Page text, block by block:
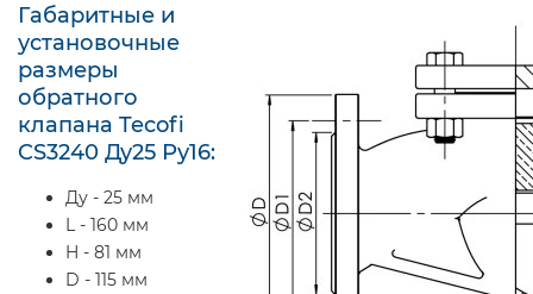
Габаритные и
установочные
размеры
обратного
клапана Tecofi
CS3240 Ду25 Ру16:
Ду - 25 мм
L - 160 мм
H - 81 мм
D - 115 мм